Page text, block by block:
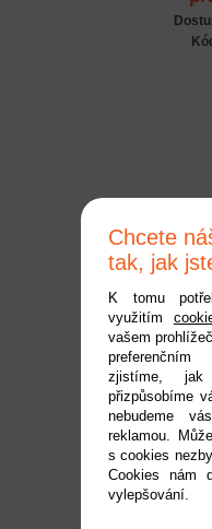
Chcete
tak, jak
K tomu
využitím
vašem
zjistíme,
přizpůsobíme
nebudeme
reklamou.
s cookies
Cookies nám
vylepšování.